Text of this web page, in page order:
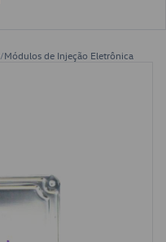
/Módulos de Injeção Eletrônica